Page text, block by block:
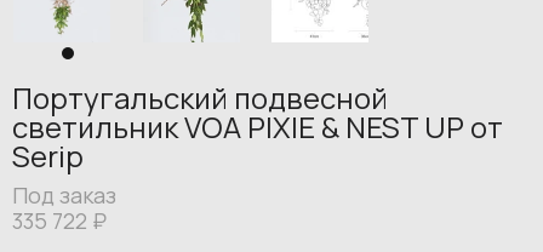
Португальский подвесной
светильник VOA PIXIE & NEST UP от
Serip
Под заказ
335 722 ₽